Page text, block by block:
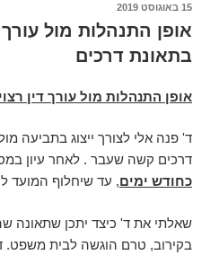
פורסם
15 באוגוסט 2019
אופן התנהלות מול עורך
בתאונת דרכים
אופן התנהלות מול עורך דין
ד' פנה אלי לצורך ייצוג בתביעה
דרכים קשה שעבר . לאחר עיון
כחודש ימים, עד שיחלוף המועד
בקירוב, טרם הוגשה לבית משפט.